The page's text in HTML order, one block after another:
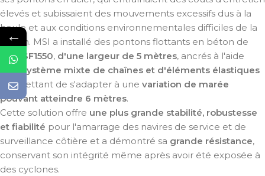
élevés et subissaient des mouvements excessifs dus à la
houle et aux conditions environnementales difficiles de la
région. MSI a installé des pontons flottants en béton de
type
SF1550, d'une largeur de 5 mètres, ancrés à l'aide
d'unsystème mixte de chaînes et d'éléments élastiques
permettant de s'adapter à une variation de marée
pouvant atteindre 6 mètres.
Cette solution offre une plus grande stabilité, robustesse
et fiabilité pour l'amarrage des navires de service et de
surveillance côtière et a démontré sa grande résistance,
conservant son intégrité même après avoir été exposée à
des cyclones.
←